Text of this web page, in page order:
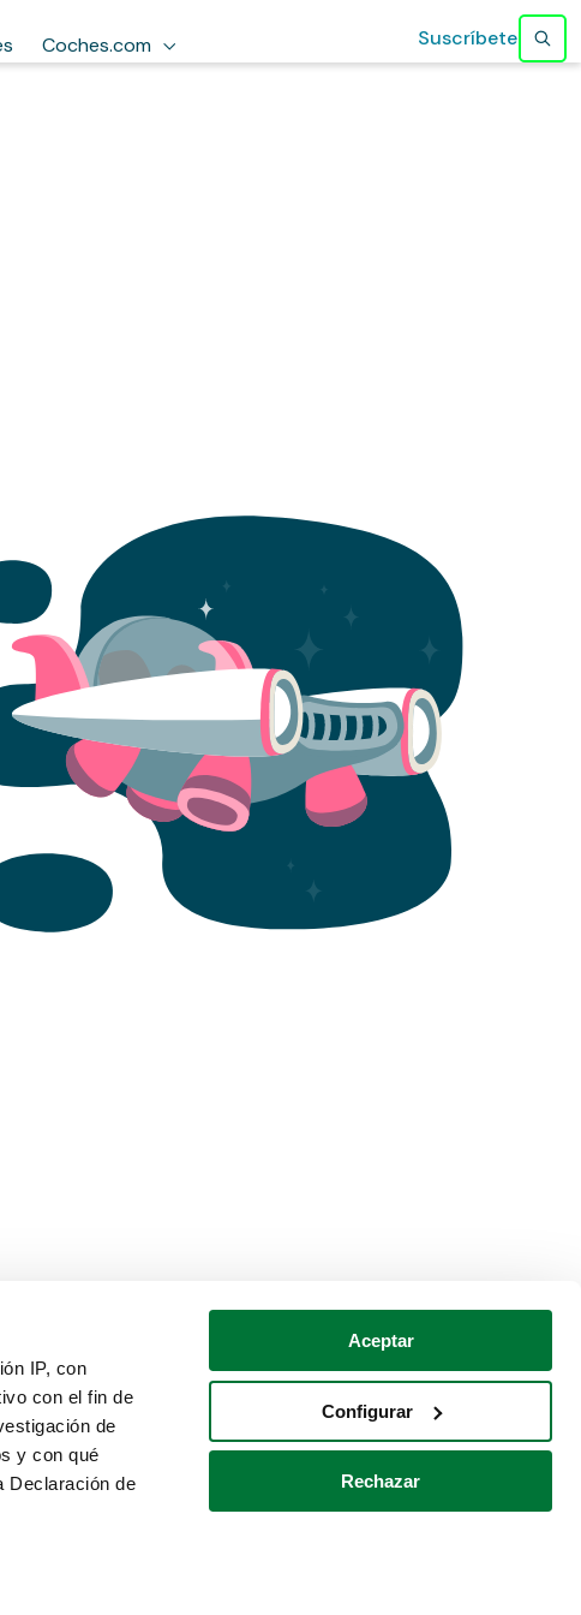
IP, con
con el fin de
de
y con qué
Declaración de
Aceptar
Configurar
Rechazar
Coches.com Suscríbete